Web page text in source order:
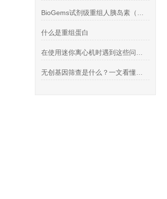
什么是重组蛋白